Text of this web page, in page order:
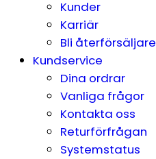
Kunder
Karriär
Bli återförsäljare
Kundservice
Dina ordrar
Vanliga frågor
Kontakta oss
Returförfrågan
Systemstatus